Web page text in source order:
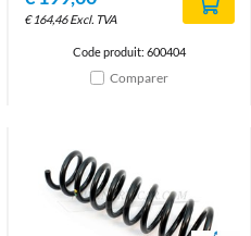
€164,46 Excl. TVA
Code produit: 600404
Comparer